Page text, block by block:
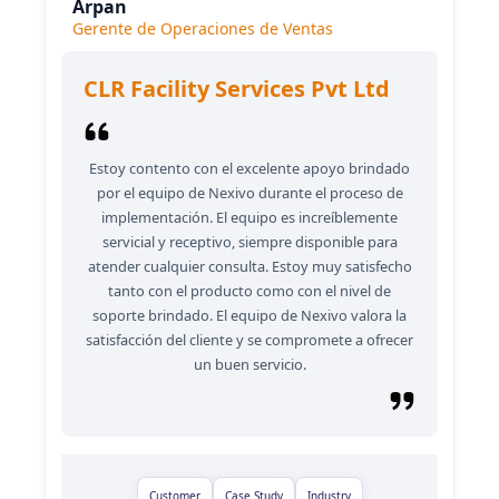
Arpan
Gerente de Operaciones de Ventas
CLR Facility Services Pvt Ltd
Estoy contento con el excelente apoyo brindado
por el equipo de Nexivo durante el proceso de
implementación. El equipo es increíblemente
servicial y receptivo, siempre disponible para
atender cualquier consulta. Estoy muy satisfecho
tanto con el producto como con el nivel de
soporte brindado. El equipo de Nexivo valora la
satisfacción del cliente y se compromete a ofrecer
un buen servicio.
Customer Case Study Industry